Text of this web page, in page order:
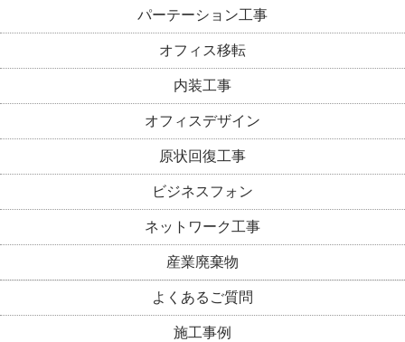
パーテーション工事
オフィス移転
内装工事
オフィスデザイン
原状回復工事
ビジネスフォン
ネットワーク工事
産業廃棄物
よくあるご質問
施工事例